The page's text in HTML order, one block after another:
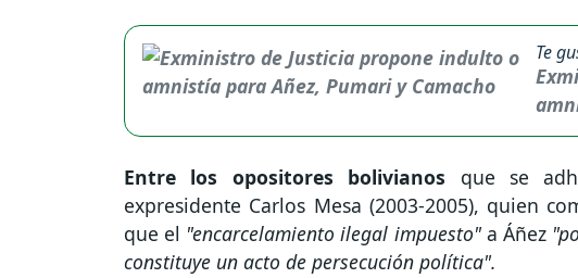
Te
Entre los opositores bolivianos que se
expresidente Carlos Mesa (2003-2005), quien
que el "encarcelamiento ilegal impuesto"a Áñez
constituye un acto de persecución política".